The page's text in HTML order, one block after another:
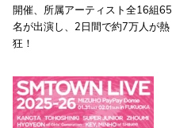
開催、所属アーティスト全16組65
名が出演し、2日間で約7万人が熱
狂！